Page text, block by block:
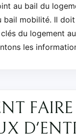
au bail du
bail mobilité. Il
du logement
les